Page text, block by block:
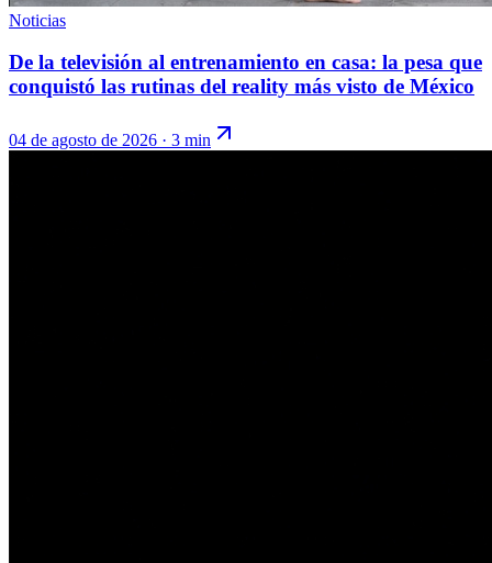
Noticias
De la televisión al entrenamiento en casa: la pesa que
conquistó las rutinas del reality más visto de México
04 de agosto de 2026 · 3 min